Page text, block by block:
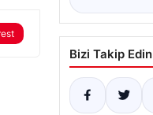
Bizi Takip Edin